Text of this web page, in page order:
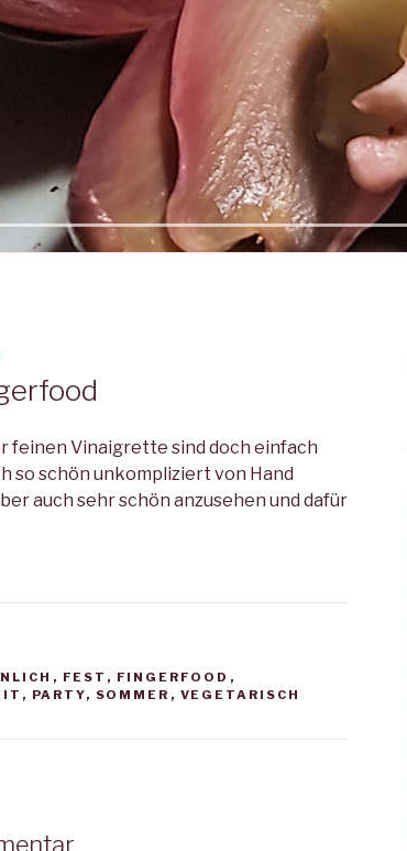
feinen Vinaigrette sind doch einfach
so schön unkompliziert von Hand
auch sehr schön anzusehen und dafür
, FEST , FINGERFOOD ,
, PARTY, SOMMER , VEGETARISCH